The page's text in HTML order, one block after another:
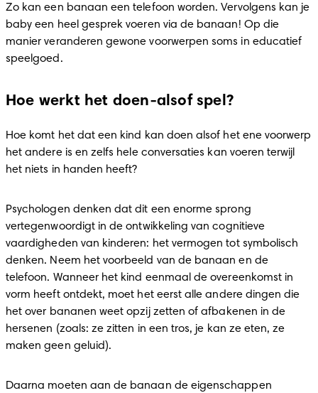
Zo kan een banaan een telefoon worden. Vervolgens kan je
baby een heel gesprek voeren via de banaan! Op die
manier veranderen gewone voorwerpen soms in educatief
speelgoed.
Hoe werkt het doen-alsof spel?
Hoe komt het dat een kind kan doen alsof het ene voorwerp
het andere is en zelfs hele conversaties kan voeren terwijl
het niets in handen heeft?
Psychologen denken dat dit een enorme sprong
vertegenwoordigt in de ontwikkeling van cognitieve
vaardigheden van kinderen: het vermogen tot symbolisch
denken. Neem het voorbeeld van de banaan en de
telefoon. Wanneer het kind eenmaal de overeenkomst in
vorm heeft ontdekt, moet het eerst alle andere dingen die
het over bananen weet opzij zetten of afbakenen in de
hersenen (zoals: ze zitten in een tros, je kan ze eten, ze
maken geen geluid).
Daarna moeten aan de banaan de eigenschappen